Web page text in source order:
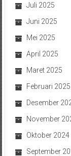
Juli 2025
Juni 2025
Mei 2025
April 2025
Maret 2025
Februari 2025
Desember
November
Oktober 2024
September